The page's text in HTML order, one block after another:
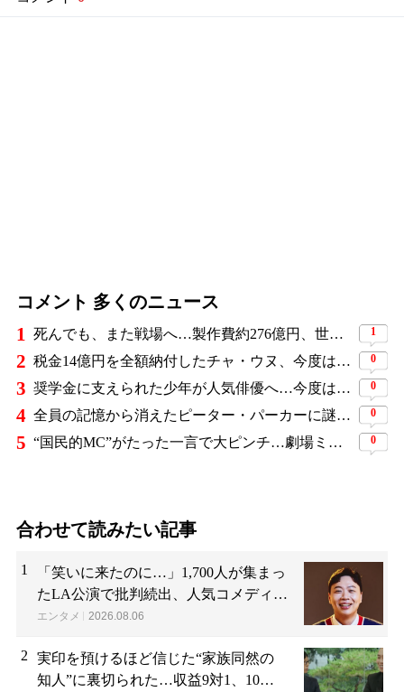
コメント 多くのニュース
1 死んでも、また戦場へ…製作費約276億円、世界興収584億円のSF大作『オール・ユー・ニード・イズ・キル』がついに配信 1
2 税金14億円を全額納付したチャ・ウヌ、今度は軍服姿で登場…鍛え上げた上半身に驚きの声 0
3 奨学金に支えられた少年が人気俳優へ…今度は子どもたちに総額5,000万円を寄付 0
4 全員の記憶から消えたピーター・パーカーに謎の敵と制御不能の新能力…『スパイダーマン：ブランド・ニュー・デイ』に期待爆発 0
5 “国民的MC”がたった一言で大ピンチ…劇場ミュージカルを巡る発言に批判続出、ついに長文で謝罪 0
合わせて読みたい記事
1
「笑いに来たのに…」1,700人が集まっ
たLA公演で批判続出、人気コメディア
ンが頭を下げた理由
エンタメ 2026.08.06
2
実印を預けるほど信じた“家族同然の
知人”に裏切られた…収益9対1、10年